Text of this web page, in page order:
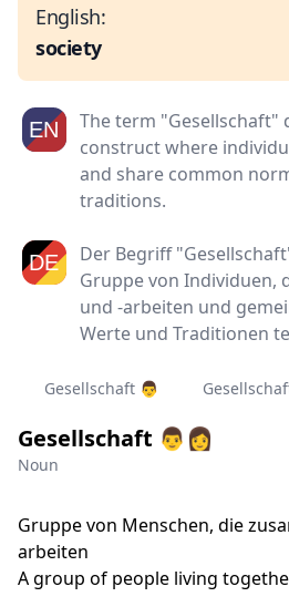
English:
society
The term "Gesellschaft"
construct where
and share common
traditions.
Der Begriff
Gruppe von Individuen,
und -arbeiten und
Werte und Traditionen
Gesellschaft 👨‍
Gesellschaft 👨‍👩
Noun
Gruppe von Menschen, die
arbeiten
A group of people living